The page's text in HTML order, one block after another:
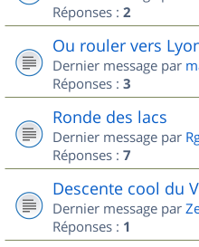
Réponses : 2
Ou rouler vers
Dernier message par
Réponses : 3
Ronde des lacs
Dernier message par
Réponses : 7
Descente cool du
Dernier message par
Réponses : 1